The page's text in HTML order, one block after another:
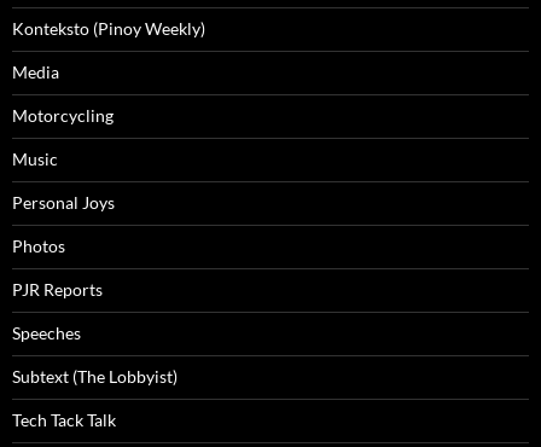
Konteksto (Pinoy Weekly)
Media
Motorcycling
Music
Personal Joys
Photos
PJR Reports
Speeches
Subtext (The Lobbyist)
Tech Tack Talk